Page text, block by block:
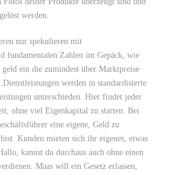
werden.
nur spekulieren mit
fundamentalen Zahlen im Gepäck, wie
ein die zumindest über Marktpreise
werden in standardisierte
unterschieden. Hier findet jeder
ohne viel Eigenkapital zu starten. Bei
eine eigene, Geld zu
Kunden mieten sich ihr eigenes, etwas
kannst du durchaus auch ohne einen
Maas will ein Gesetz erlassen,